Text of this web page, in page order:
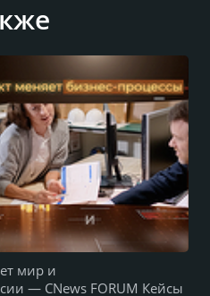
мир и
— CNews FORUM Кейсы